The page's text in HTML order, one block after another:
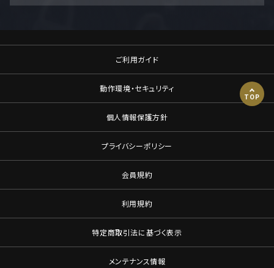
ご利用ガイド
動作環境・セキュリティ
個人情報保護方針
プライバシーポリシー
会員規約
利用規約
特定商取引法に基づく表示
メンテナンス情報
TOP